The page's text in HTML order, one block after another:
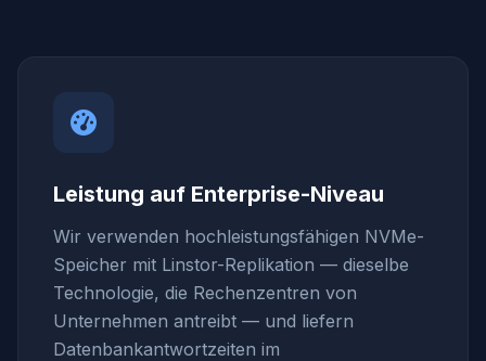
Leistung auf Enterprise-Niveau
Wir verwenden hochleistungsfähigen NVMe-
Speicher mit Linstor-Replikation — dieselbe
Technologie, die Rechenzentren von
Unternehmen antreibt — und liefern
Datenbankantwortzeiten im